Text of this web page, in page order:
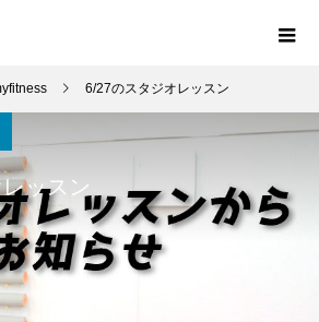
6/27のスタジオレッスン
ッスン